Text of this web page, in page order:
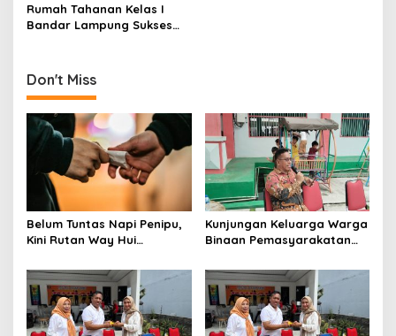
g
a
i
o
n
Lampung Bebas Pungutan
Rumah Tahanan Kelas I
Bandar Lampung Sukses
Don't Miss
Belum Tuntas Napi Penipu,
Kini Rutan Way Hui
Sabu
Kunjungan Keluarga Warga
Binaan Pemasyarakatan
Lampung Bebas Pungutan